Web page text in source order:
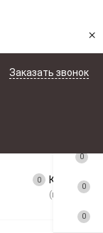
×
Заказать звонок
0 Корзина
(пусто)
0
0
0